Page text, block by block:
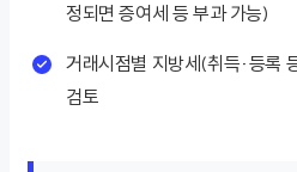
정되면 증여세 등 부과 가능)
거래시점별 지방세(취득·등록
검토